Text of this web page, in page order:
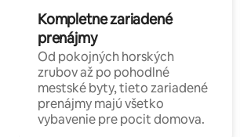
Kompletne zariadené
prenájmy
Od pokojných horských
zrubov až po pohodlné
mestské byty, tieto zariadené
prenájmy majú všetko
vybavenie pre pocit domova.